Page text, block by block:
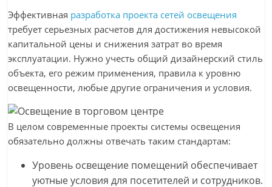
Эффективная разработка проекта сетей освещения
требует серьезных расчетов для достижения невысокой
капитальной цены и снижения затрат во время
эксплуатации. Нужно учесть общий дизайнерский стиль
объекта, его режим применения, правила к уровню
освещенности, любые другие ограничения и условия.
В целом современные проекты системы освещения
обязательно должны отвечать таким стандартам:
Уровень освещение помещений обеспечивает
уютные условия для посетителей и сотрудников.